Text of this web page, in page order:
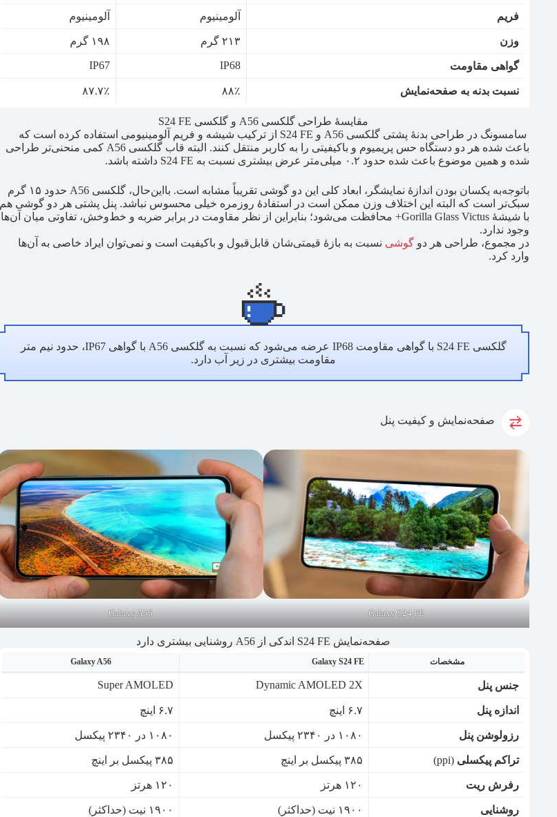
فریم آلومینیوم آلومینیوم
وزن ۲۱۳ گرم ۱۹۸ گرم
گواهی مقاومت IP68
IP67
نسبت بدنه به صفحه‌نمایش ۸۸٪ ۸۷.۷٪
مقایسهٔ طراحی گلکسی A56 و گلکسی S24 FE
سامسونگ در طراحی بدنهٔ پشتی گلکسی A56 و S24 FE از ترکیب شیشه و فریم آلومینیومی استفاده کرده است که
باعث شده هر دو دستگاه حس پریمیوم و باکیفیتی را به کاربر منتقل کنند. البته قاب گلکسی A56 کمی منحنی‌تر طراحی
شده و همین موضوع باعث شده حدود ۰.۲ میلی‌متر عرض بیشتری نسبت به S24 FE داشته باشد.
باتوجه‌به یکسان بودن اندازهٔ نمایشگر، ابعاد کلی این دو گوشی تقریباً مشابه است. بااین‌حال، گلکسی A56 حدود ۱۵ گرم
سبک‌تر است که البته این اختلاف وزن ممکن است در استفادهٔ روزمره خیلی محسوس نباشد. پنل پشتی هر دو گوشی هم
با شیشهٔ Gorilla Glass Victus+ محافظت می‌شود؛ بنابراین از نظر مقاومت در برابر ضربه و خط‌وخش، تفاوتی میان آن‌ها
وجود ندارد.
در مجموع، طراحی هر دو گوشی نسبت به بازهٔ قیمتی‌شان قابل‌قبول و باکیفیت است و نمی‌توان ایراد خاصی به آن‌ها
وارد کرد.
گلکسی S24 FE با گواهی مقاومت IP68 عرضه می‌شود که نسبت به گلکسی A56 با گواهی IP67، حدود نیم متر
مقاومت بیشتری در زیر آب دارد.
صفحه‌نمایش و کیفیت پنل
Galaxy S24 FE
Galaxy A56
صفحه‌نمایش S24 FE اندکی از A56 روشنایی بیشتری دارد
مشخصات Galaxy S24 FE
Galaxy A56
جنس پنل Dynamic AMOLED 2X
Super AMOLED
اندازه پنل ۶.۷ اینچ ۶.۷ اینچ
رزولوشن پنل ۱۰۸۰ در ۲۳۴۰ پیکسل ۱۰۸۰ در ۲۳۴۰ پیکسل
تراکم پیکسلی (ppi) ۳۸۵ پیکسل بر اینچ ۳۸۵ پیکسل بر اینچ
رفرش ریت ۱۲۰ هرتز ۱۲۰ هرتز
روشنایی ۱۹۰۰ نیت (حداکثر) ۱۹۰۰ نیت (حداکثر)